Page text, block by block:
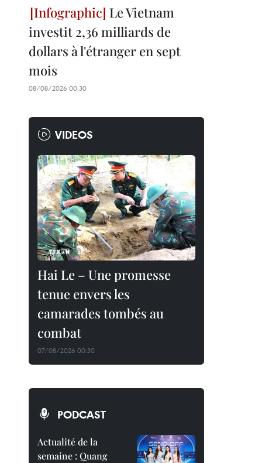
Le Vietnam
investit 2,36 milliards de
dollars à l'étranger en sept
mois
08/08/2026 00:30
VIDEOS
Hai Le – Une promesse
tenue envers les
camarades tombés au
combat
07/08/2026 00:30
PODCAST
Actualité de la
semaine : Quang